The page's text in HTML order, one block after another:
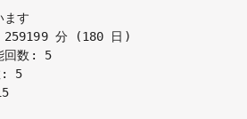
ます
: 259199 分 (180 日)
回数: 5
: 5